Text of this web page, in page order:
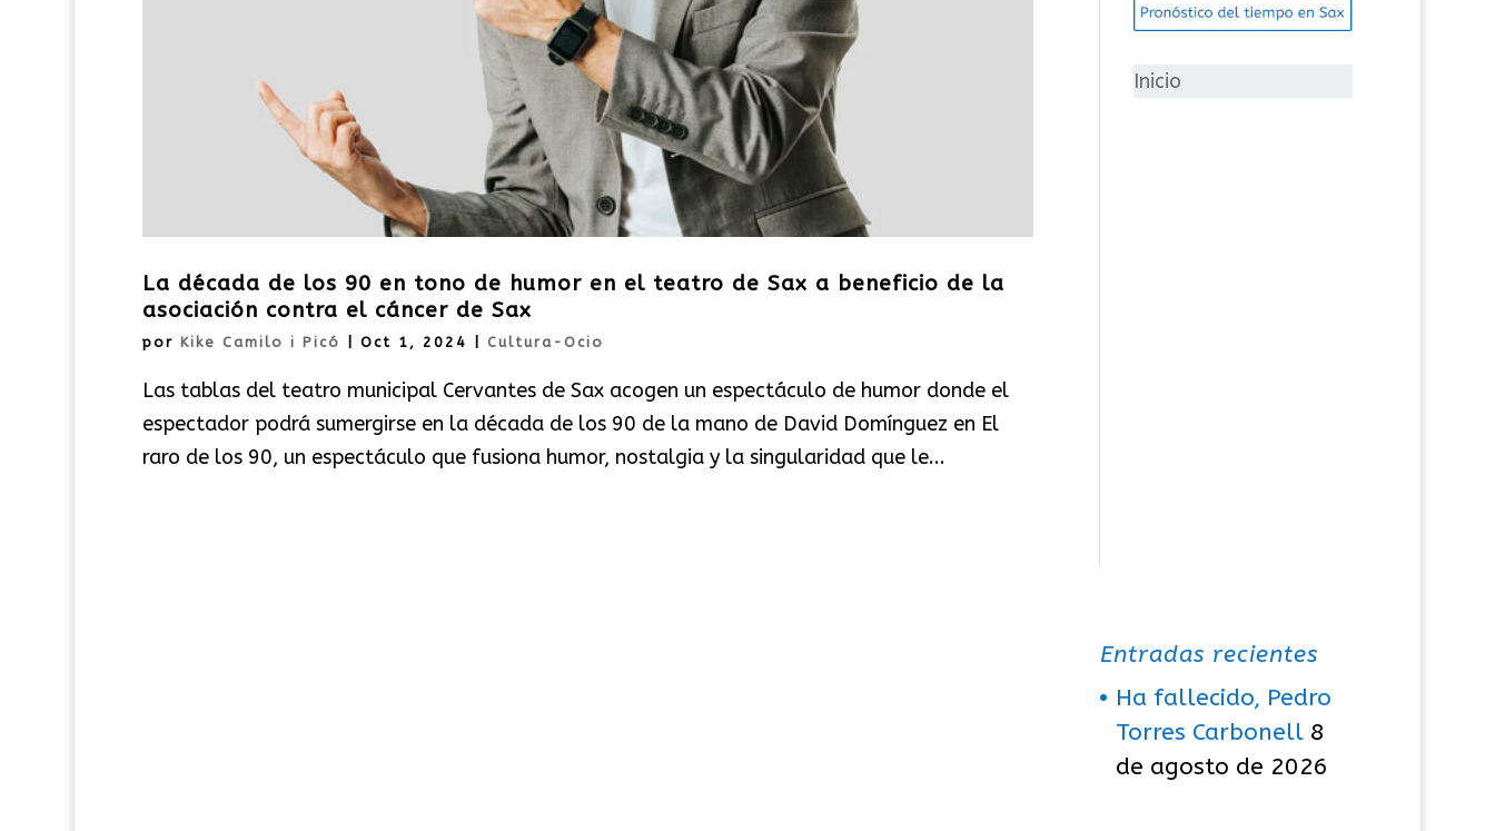
La década de los 90 en tono de humor en el teatro de Sax a beneficio de la
asociación contra el cáncer de Sax
por Kike Camilo i Picó Oct 1, 2024 Cultura-Ocio
Las tablas del teatro municipal Cervantes de Sax acogen un espectáculo de humor donde el
espectador podrá sumergirse en la década de los 90 de la mano de David Domínguez en El
raro de los 90, un espectáculo que fusiona humor, nostalgia y la singularidad que le...
o
íInicio
Entradas recientes
Ha fallecido, Pedro
Torres Carbonell 8
de agosto de 2026